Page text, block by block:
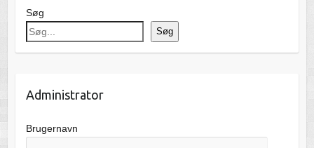
Søg
Søg
Administrator
Brugernavn